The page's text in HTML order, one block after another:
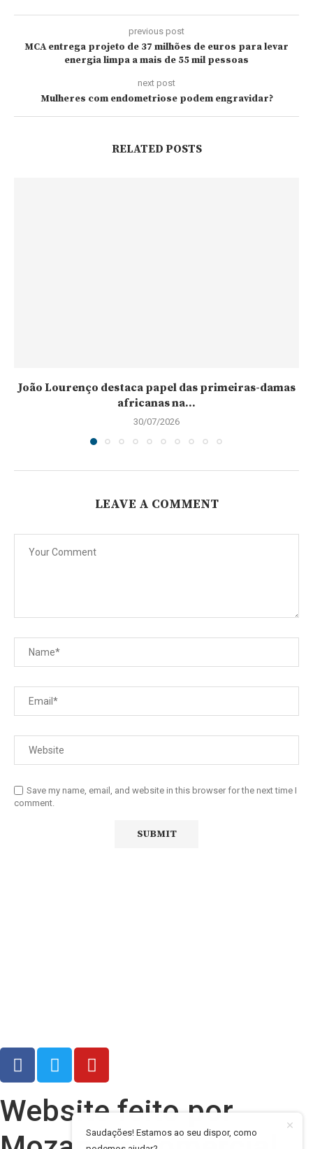
previous post
MCA entrega projeto de 37 milhões de euros para levar
energia limpa a mais de 55 mil pessoas
next post
Mulheres com endometriose podem engravidar?
RELATED POSTS
João Lourenço destaca papel das primeiras-damas
africanas na...
30/07/2026
LEAVE A COMMENT
Save my name, email, and website in this browser for the next time I
comment.
Website feito por
Saudações! Estamos ao seu dispor, como